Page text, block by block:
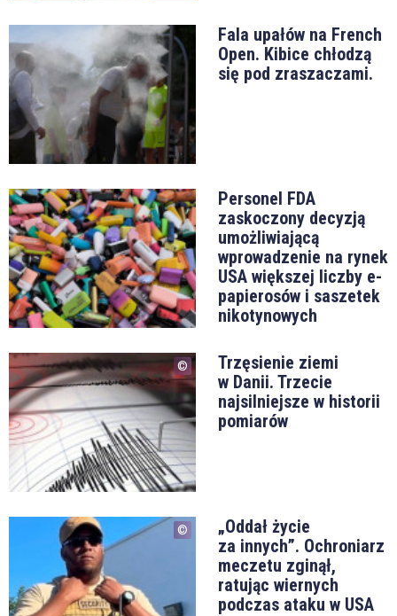
Fala upałów na French
Open. Kibice chłodzą
się pod zraszaczami.
Personel FDA
zaskoczony decyzją
umożliwiającą
wprowadzenie na rynek
USA większej liczby e-
papierosów i saszetek
nikotynowych
Trzęsienie ziemi
w Danii. Trzecie
najsilniejsze w historii
pomiarów
„Oddał życie
za innych”. Ochroniarz
meczetu zginął,
ratując wiernych
podczas ataku w USA